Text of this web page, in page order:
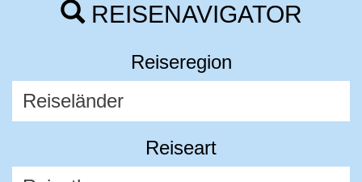
REISENAVIGATOR
Reiseregion
Reiseart